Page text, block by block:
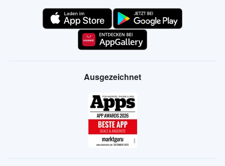
Ausgezeichnet